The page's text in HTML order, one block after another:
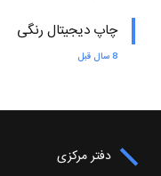
چاپ دیجیتال رنگی
8 سال قبل
دفتر مرکزی